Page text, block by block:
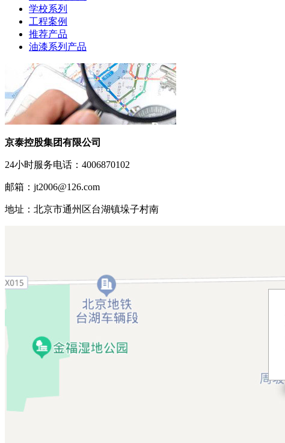
学校系列
工程案例
推荐产品
油漆系列产品
京泰控股集团有限公司
24小时服务电话：4006870102
邮箱：jt2006@126.com
地址：北京市通州区台湖镇垛子村南